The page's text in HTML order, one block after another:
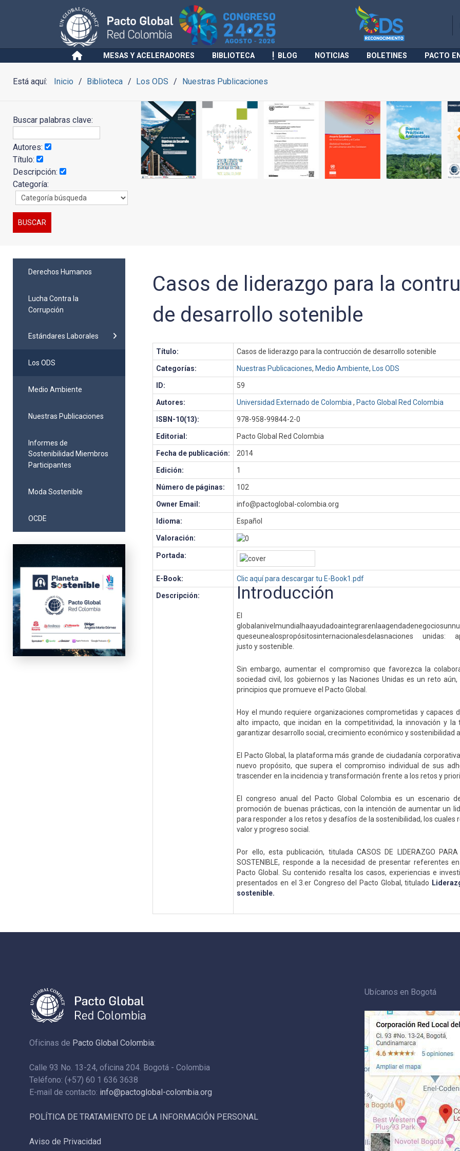
MESAS Y ACELERADORES BIBLIOTECA BLOG NOTICIAS BOLETINES PACTO
Está aquí: Inicio Biblioteca Los ODS Nuestras Publicaciones
Buscar palabras clave:
Autores:
Título:
Descripción:
Categoría:
Derechos Humanos
Lucha Contra la
Corrupción
Estándares Laborales
Los ODS
Medio Ambiente
Nuestras Publicaciones
Informes de
Sostenibilidad Miembros
Participantes
Moda Sostenible
OCDE
Casos de liderazgo para la
de desarrollo sotenible
Título: Casos de liderazgo para la contrucción de desarrollo sotenible
Categorías: Nuestras Publicaciones, Medio Ambiente, Los ODS
ID: 59
Autores: Universidad Externado de Colombia , Pacto Global Red Colombia
ISBN-10(13): 978-958-99844-2-0
Editorial: Pacto Global Red Colombia
Fecha de publicación: 2014
Edición: 1
Número de páginas: 102
Owner Email: info@pactoglobal-colombia.org
Idioma: Español
Valoración:
Portada:
E-Book: Clic aquí para descargar tu E-Book1.pdf
Descripción: Introducción
El
queseunealospropósitosinternacionalesdelasnaciones unidas:
justo y sostenible.
Sin embargo, aumentar el compromiso que favorezca la
sociedad civil, los gobiernos y las Naciones Unidas es un reto
principios que promueve el Pacto Global.
Hoy el mundo requiere organizaciones comprometidas y capaces
alto impacto, que incidan en la competitividad, la innovación y
garantizar desarrollo social, crecimiento económico y sostenibilidad
El Pacto Global, la plataforma más grande de ciudadanía
nuevo propósito, que supera el compromiso individual de sus
trascender en la incidencia y transformación frente a los retos y
El congreso anual del Pacto Global Colombia es un escenario
promoción de buenas prácticas, con la intención de aumentar un
para responder a los retos y desafíos de la sostenibilidad, los
valor y progreso social.
Por ello, esta publicación, titulada CASOS DE LIDERAZGO PARA
SOSTENIBLE, responde a la necesidad de presentar referentes
Pacto Global. Su contenido resalta los casos, experiencias e
presentados en el 3.er Congreso del Pacto Global, titulado
sostenible.
Oficinas de Pacto Global Colombia:
Calle 93 No. 13-24, oficina 204. Bogotá - Colombia
Teléfono: (+57) 60 1 636 3638
E-mail de contacto: info@pactoglobal-colombia.org
POLÍTICA DE TRATAMIENTO DE LA INFORMACIÓN PERSONAL
Aviso de Privacidad
Ubícanos en Bogotá